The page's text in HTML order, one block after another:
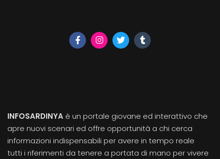
INFOSARDINYA è un portale giovane ed interattivo che
apre nuovi scenari ed offre opportunità a chi cerca
informazioni indispensabili per avere in tempo reale
tutti i riferimenti da tenere a portata di mano per vivere